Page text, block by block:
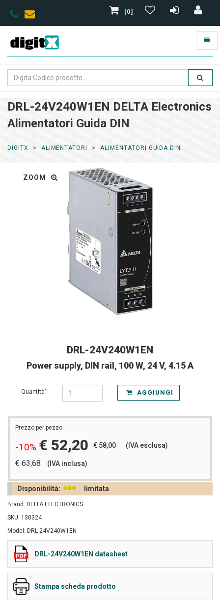
[0]
DRL-24V240W1EN DELTA Electronics
Alimentatori Guida DIN
DIGITX ALIMENTATORI ALIMENTATORI GUIDA DIN
ZOOM
DRL-24V240W1EN
Power supply, DIN rail, 100 W, 24 V, 4.15 A
Quantità': AGGIUNGI
Prezzo per pezzo
-10% € 52,20 €58,00 (IVA esclusa)
€ 63,68 (IVA inclusa)
Disponibilità: limitata
Brand: DELTA ELECTRONICS
SKU: 130324
Model: DRL-24V240W1EN
DRL-24V240W1EN datasheet
Stampa scheda prodotto